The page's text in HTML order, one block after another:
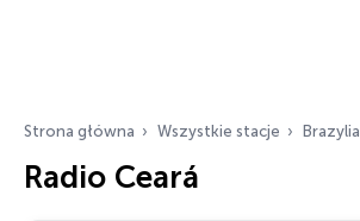
Strona główna Wszystkie stacje Brazylia
Radio Ceará